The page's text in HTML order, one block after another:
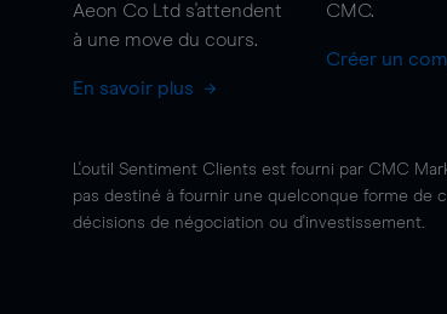
Aeon Co Ltd s'attendent
à une move du cours.
En savoir plus
CMC.
Créer un
L'outil Sentiment Clients est fourni par CMC
pas destiné à fournir une quelconque forme de
décisions de négociation ou d'investissement.